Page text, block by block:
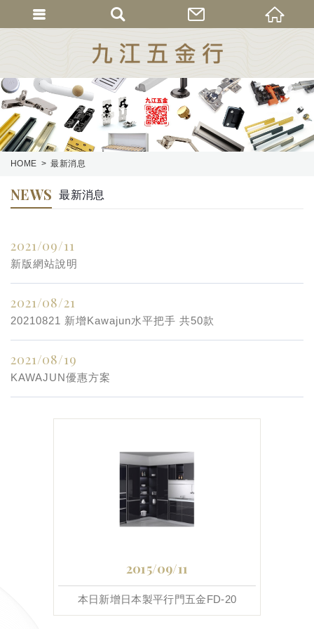
HOME 最新消息
NEWS 最新消息
2021/09/11
新版網站說明
2021/08/21
20210821 新增Kawajun水平把手 共50款
2021/08/19
KAWAJUN優惠方案
2015/09/11
本日新增日本製平行門五金FD-20